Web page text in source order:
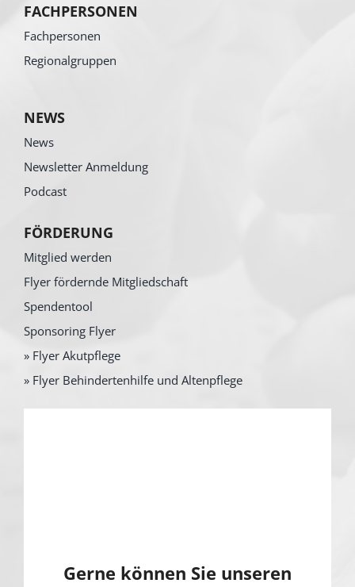
FACHPERSONEN
Fachpersonen
Regionalgruppen
NEWS
News
Newsletter Anmeldung
Podcast
FÖRDERUNG
Mitglied werden
Flyer fördernde Mitgliedschaft
Spendentool
Sponsoring Flyer
» Flyer Akutpflege
» Flyer Behindertenhilfe und Altenpflege
Gerne können Sie unseren